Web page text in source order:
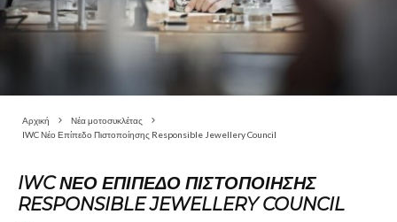
Αρχική
Νέα μοτοσυκλέτας
IWC Νέο Επίπεδο Πιστοποίησης Responsible Jewellery Council
IWC ΝΈΟ ΕΠΊΠΕΔΟ ΠΙΣΤΟΠΟΊΗΣΗΣ
RESPONSIBLE JEWELLERY COUNCIL